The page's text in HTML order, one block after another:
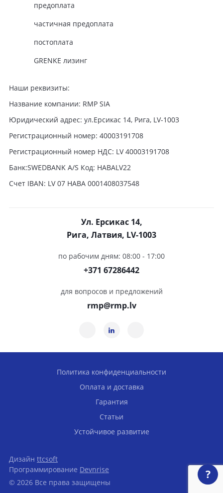
?
предоплата
частичная предоплата
постоплата
GRENKE лизинг
Наши реквизиты:
Название компании: RMP SIA
Юридический адрес: ул.Ерсикас 14, Рига, LV-1003
Регистрационный номер: 40003191708
Регистрационный номер НДС: LV 40003191708
Банк:SWEDBANK A/S Код: HABALV22
Счет IBAN: LV 07 HABA 0001408037548
Ул. Ерсикас 14,
Рига, Латвия, LV-1003
по рабочим дням: 08:00 - 17:00
+371 67286442
для вопросов и предложений
rmp@rmp.lv
Политика конфиденциальности
Оплата и доставка
Гарантия
Статьи
Устойчивое развитие
© 2026 Все права защищены
Дизайн ttcsoft
Программирование Devnrise